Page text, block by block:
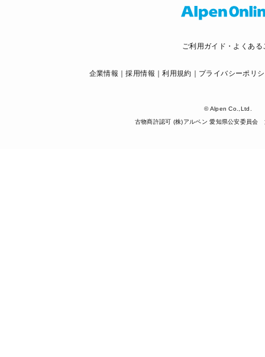
ご利用ガイド・よくある
企業情報 採用情報 利用規約 プライバシーポリ
© Alpen Co.,Ltd.
古物商許認可 (株)アルペン 愛知県公安委員